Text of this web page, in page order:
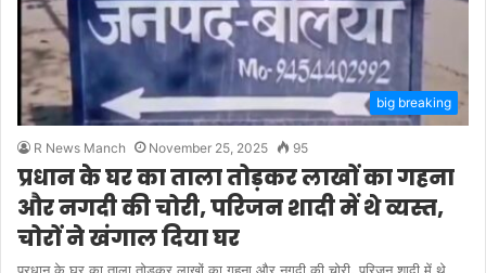
big breaking
R News Manch November 25, 2025 95
प्रधान के घर का ताला तोड़कर लाखों का गहना
और नगदी की चोरी, परिजन शादी में थे व्यस्त,
चोरों ने खंगाल दिया घर
प्रधान के घर का ताला तोड़कर लाखों का गहना और नगदी की चोरी, परिजन शादी में थे